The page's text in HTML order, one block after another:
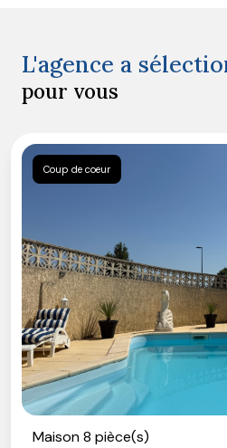
L'agence a
pour vous
Coup de coeur
Maison 8 pièce(s)